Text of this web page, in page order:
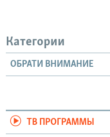
Категории
ОБРАТИ ВНИМАНИЕ
ТВ ПРОГРАММЫ